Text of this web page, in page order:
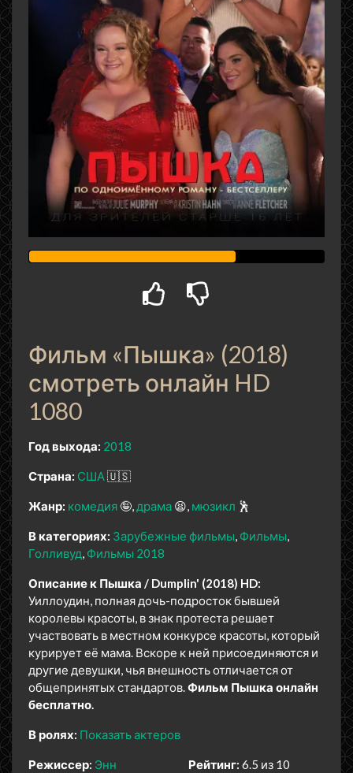
Фильм «Пышка» (2018)
смотреть онлайн HD
1080
Год выхода: 2018
Страна: США🇺🇸
Жанр: комедия 🤪 драма 😫 мюзикл 🕺
В категориях: Зарубежные фильмы Фильмы
Голливуд Фильмы 2018
Описание к Пышка / Dumplin' (2018) HD:
Уиллоудин, полная дочь-подросток бывшей
королевы красоты, в знак протеста решает
участвовать в местном конкурсе красоты, который
курирует её мама. Вскоре к ней присоединяются и
другие девушки, чья внешность отличается от
общепринятых стандартов.Фильм Пышка онлайн
бесплатно.
В ролях: Показать актеров
Режиссер: Энн
Рейтинг: 6.5 из 10